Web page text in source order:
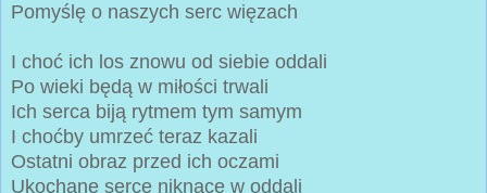
Pomyślę o naszych serc więzach
I choć ich los znowu od siebie oddali
Po wieki będą w miłości trwali
Ich serca biją rytmem tym samym
I choćby umrzeć teraz kazali
Ostatni obraz przed ich oczami
Ukochane serce niknące w oddali